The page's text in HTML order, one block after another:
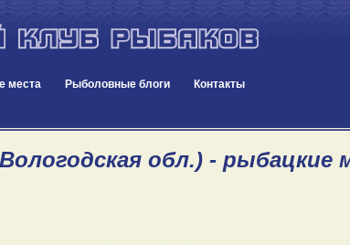
места Рыболовные блоги Контакты
обл.) - рыбацкие